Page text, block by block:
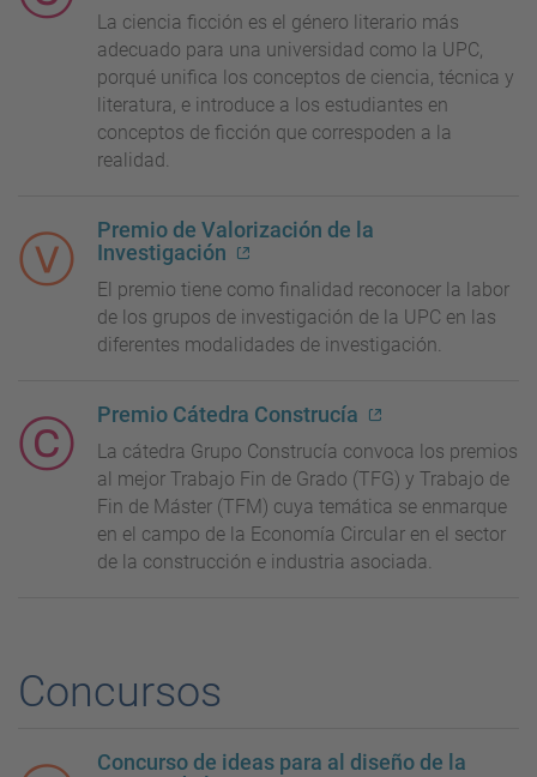
La ciencia ficción es el género literario más
adecuado para una universidad como la UPC,
porqué unifica los conceptos de ciencia, técnica y
literatura, e introduce a los estudiantes en
conceptos de ficción que correspoden a la
realidad.
Premio de Valorización de la
Investigación
El premio tiene como finalidad reconocer la labor
de los grupos de investigación de la UPC en las
diferentes modalidades de investigación.
Premio Cátedra Construcía
La cátedra Grupo Construcía convoca los premios
al mejor Trabajo Fin de Grado (TFG) y Trabajo de
Fin de Máster (TFM) cuya temática se enmarque
en el campo de la Economía Circular en el sector
de la construcción e industria asociada.
Concursos
Concurso de ideas para al diseño de la